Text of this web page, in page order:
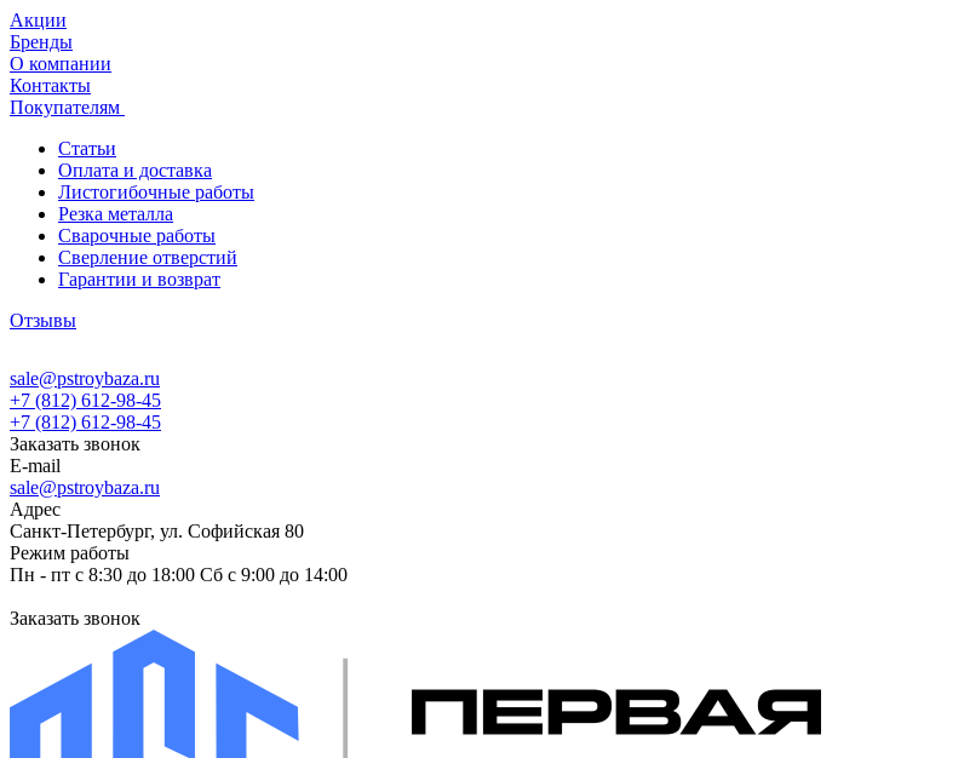
Акции
Бренды
О компании
Контакты
Покупателям
Статьи
Оплата и доставка
Листогибочные работы
Резка металла
Сварочные работы
Сверление отверстий
Гарантии и возврат
Отзывы
sale@pstroybaza.ru
+7 (812) 612-98-45
+7 (812) 612-98-45
Заказать звонок
E-mail
sale@pstroybaza.ru
Адрес
Санкт-Петербург, ул. Софийская 80
Режим работы
Пн - пт с 8:30 до 18:00 Сб с 9:00 до 14:00
Заказать звонок